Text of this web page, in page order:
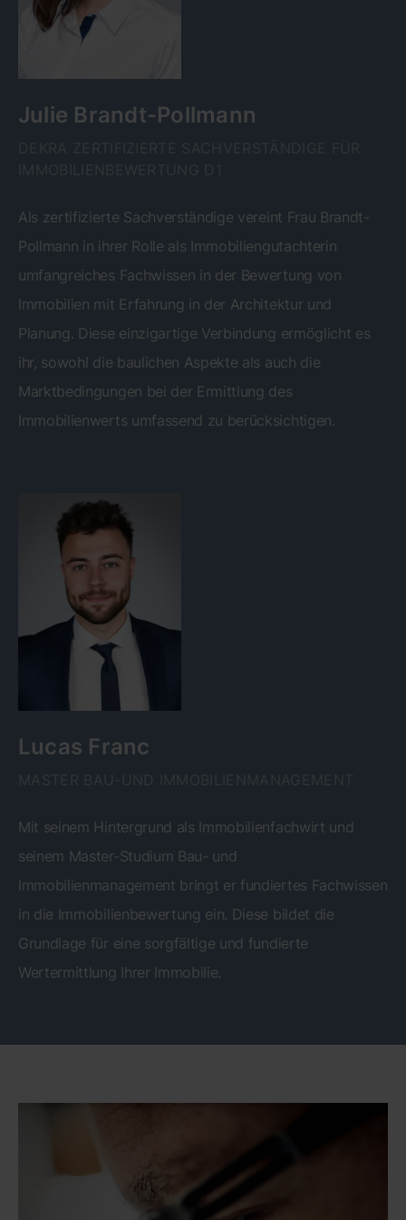
Julie Brandt-Pollmann
Als zertifizierte Sachverständige vereint Frau Brandt-
Pollmann in ihrer Rolle als Immobiliengutachterin
umfangreiches Fachwissen in der Bewertung von
Immobilien mit Erfahrung in der Architektur und
Planung. Diese einzigartige Verbindung ermöglicht es
ihr, sowohl die baulichen Aspekte als auch die
Marktbedingungen bei der Ermittlung des
Immobilienwerts umfassend zu berücksichtigen.
Lucas Franc
Mit seinem Hintergrund als Immobilienfachwirt und
seinem Master-Studium Bau- und
Immobilienmanagement bringt er fundiertes Fachwissen
in die Immobilienbewertung ein. Diese bildet die
Grundlage für eine sorgfältige und fundierte
Wertermittlung Ihrer Immobilie.